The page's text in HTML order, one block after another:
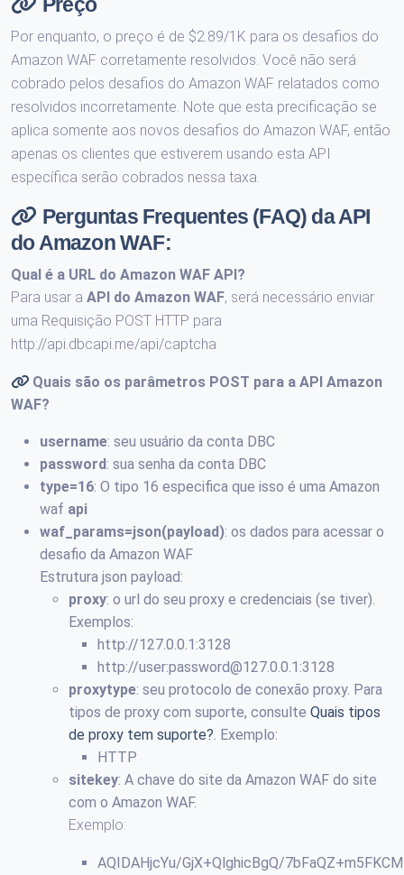
Por enquanto, o preço é de $2.89/1K para os desafios do
Amazon WAF corretamente resolvidos. Você não será
cobrado pelos desafios do Amazon WAF relatados como
resolvidos incorretamente. Note que esta precificação se
aplica somente aos novos desafios do Amazon WAF, então
apenas os clientes que estiverem usando esta API
específica serão cobrados nessa taxa.
Perguntas Frequentes (FAQ) da API
do Amazon WAF:
Qual é a URL do Amazon WAF API?
Para usar a API do Amazon WAF, será necessário enviar
uma Requisição POST HTTP para
http://api.dbcapi.me/api/captcha
Quais são os parâmetros POST para a API Amazon
WAF?
username: seu usuário da conta DBC
password: sua senha da conta DBC
type=16: O tipo 16 especifica que isso é uma Amazon
waf api
waf_params=json(payload): os dados para acessar o
desafio da Amazon WAF
Estrutura json payload:
proxy: o url do seu proxy e credenciais (se tiver).
Exemplos:
http://127.0.0.1:3128
http://user:password@127.0.0.1 :3128
proxytype: seu protocolo de conexão proxy. Para
tipos de proxy com suporte, consulte Quais tipos
de proxy tem suporte? . Exemplo:
HTTP
sitekey: A chave do site da Amazon WAF do site
com o Amazon WAF.
Exemplo:
AQIDAHjcYu/GjX+QlghicBgQ/